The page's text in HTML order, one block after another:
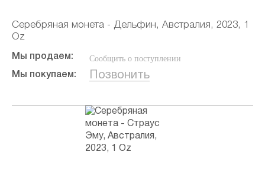
Серебряная монета - Дельфин, Австралия, 2023, 1
Oz
Мы продаем: Сообщить о поступлении
Мы покупаем: Позвонить